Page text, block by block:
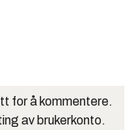
for å kommentere.
av brukerkonto.